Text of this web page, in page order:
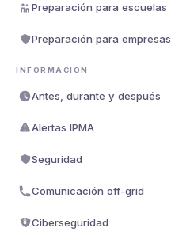
Preparación para escuelas
Preparación para empresas
INFORMACIÓN
Antes, durante y después
Alertas IPMA
Seguridad
Comunicación off-grid
Ciberseguridad